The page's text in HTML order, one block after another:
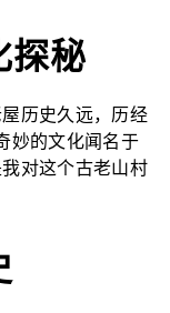
探秘
历史久远，历经
妙的文化闻名于
对这个古老山村